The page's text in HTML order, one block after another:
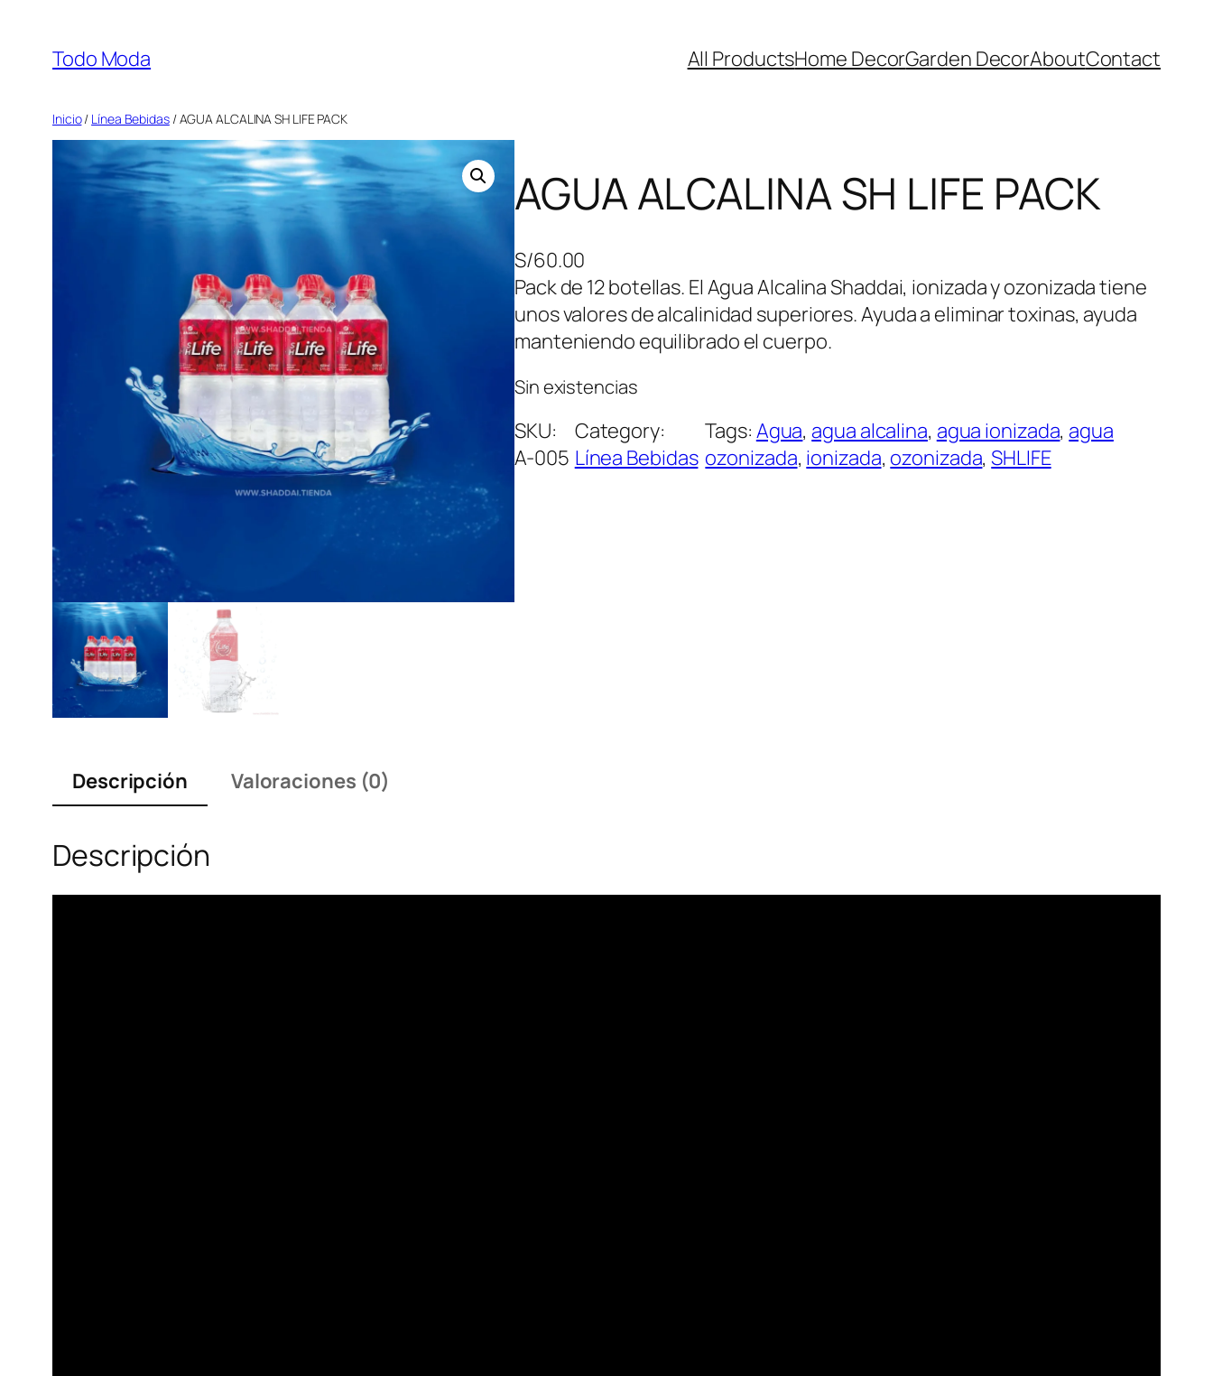
contenido
Todo Moda All ProductsHome DecorGarden DecorAboutContact
Inicio/ Línea Bebidas/ AGUA ALCALINA SH LIFE PACK
AGUA ALCALINA SH LIFE PACK
S/60.00
Pack de 12 botellas. El Agua Alcalina Shaddai, ionizada y ozonizada tiene
unos valores de alcalinidad superiores. Ayuda a eliminar toxinas, ayuda
manteniendo equilibrado el cuerpo.
Sin existencias
SKU:
A-005
Category:
Línea Bebidas
Tags: Agua, agua alcalina, agua ionizada, agua
ozonizada, ionizada, ozonizada, SHLIFE
Descripción Valoraciones (0)
Descripción